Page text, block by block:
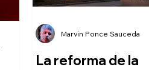
La reforma de la
Marvin Ponce Sauceda